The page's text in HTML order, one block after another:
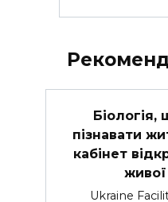
пізнавати
кабінет
Ukraine